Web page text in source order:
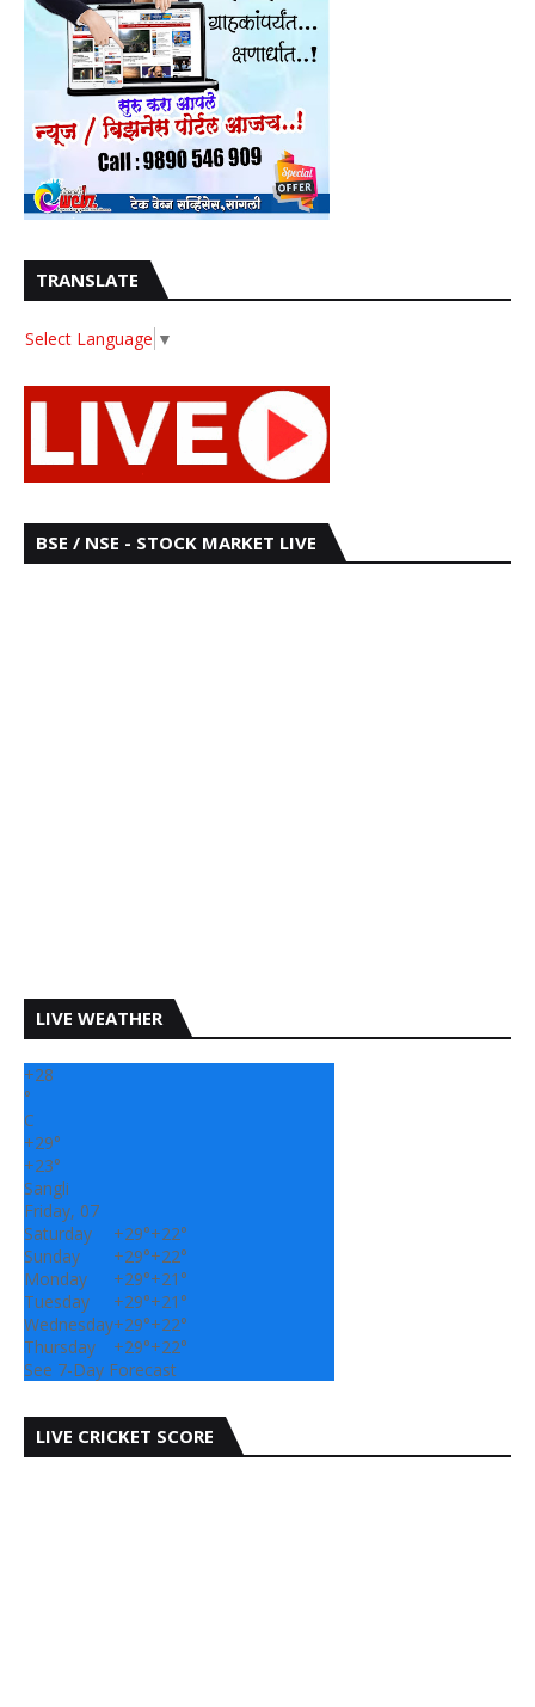
TRANSLATE
Select Language ▼
BSE / NSE - STOCK MARKET LIVE
LIVE WEATHER
+28
°
C
+29°
+23°
Sangli
Friday, 07
Saturday
+29°+22°
Sunday
+29°+22°
Monday
+29°+21°
Tuesday
+29°+21°
Wednesday+29°+22°
Thursday
+29°+22°
See 7-Day Forecast
LIVE CRICKET SCORE